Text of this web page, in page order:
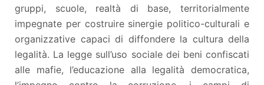
gruppi, scuole, realtà di base, territorialmente
impegnate per costruire sinergie politico-culturali e
organizzative capaci di diffondere la cultura della
legalità. La legge sull’uso sociale dei beni confiscati
alle mafie, l’educazione alla legalità democratica,